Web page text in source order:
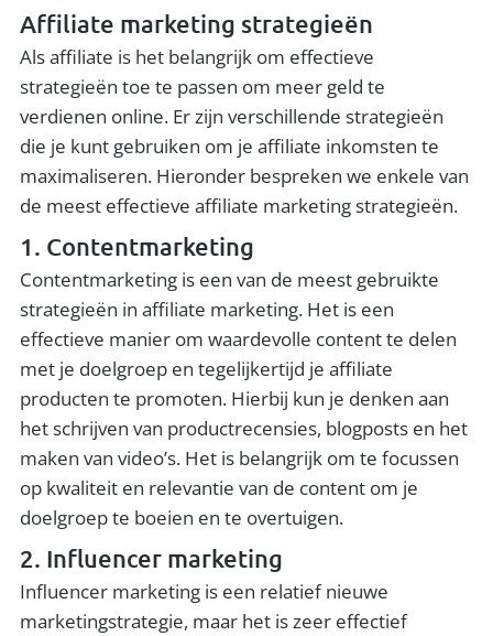
Affiliate marketing strategieën
Als affiliate is het belangrijk om effectieve
strategieën toe te passen om meer geld te
verdienen online. Er zijn verschillende strategieën
die je kunt gebruiken om je affiliate inkomsten te
maximaliseren. Hieronder bespreken we enkele van
de meest effectieve affiliate marketing strategieën.
1. Contentmarketing
Contentmarketing is een van de meest gebruikte
strategieën in affiliate marketing. Het is een
effectieve manier om waardevolle content te delen
met je doelgroep en tegelijkertijd je affiliate
producten te promoten. Hierbij kun je denken aan
het schrijven van productrecensies, blogposts en het
maken van video’s. Het is belangrijk om te focussen
op kwaliteit en relevantie van de content om je
doelgroep te boeien en te overtuigen.
2. Influencer marketing
Influencer marketing is een relatief nieuwe
marketingstrategie, maar het is zeer effectief